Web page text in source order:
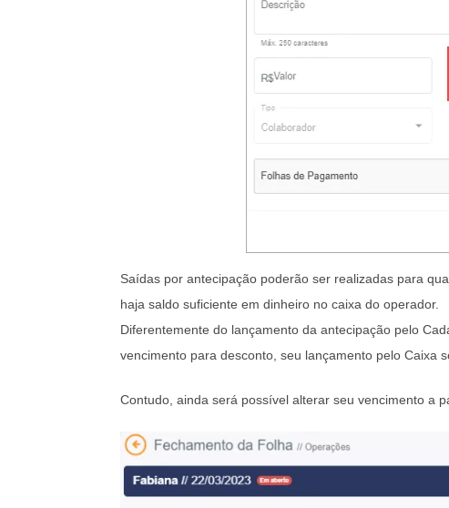
Saídas por antecipação poderão ser realizadas para
haja saldo suficiente em dinheiro no caixa do operador.
Diferentemente do lançamento da antecipação pelo
vencimento para desconto, seu lançamento pelo Caixa
Contudo, ainda será possível alterar seu vencimento a